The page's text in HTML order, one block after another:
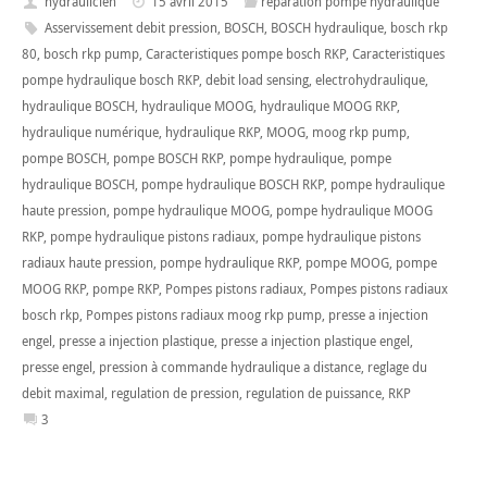
Asservissement debit pression, BOSCH, BOSCH hydraulique, bosch rkp
80, bosch rkp pump, Caracteristiques pompe bosch RKP, Caracteristiques
pompe hydraulique bosch RKP, debit load sensing, electrohydraulique,
hydraulique BOSCH, hydraulique MOOG, hydraulique MOOG RKP,
hydraulique numérique, hydraulique RKP, MOOG, moog rkp pump,
pompe BOSCH, pompe BOSCH RKP, pompe hydraulique, pompe
hydraulique BOSCH, pompe hydraulique BOSCH RKP, pompe hydraulique
haute pression, pompe hydraulique MOOG, pompe hydraulique MOOG
RKP, pompe hydraulique pistons radiaux, pompe hydraulique pistons
radiaux haute pression, pompe hydraulique RKP, pompe MOOG, pompe
MOOG RKP, pompe RKP, Pompes pistons radiaux, Pompes pistons radiaux
bosch rkp, Pompes pistons radiaux moog rkp pump, presse a injection
engel, presse a injection plastique, presse a injection plastique engel,
presse engel, pression à commande hydraulique a distance, reglage du
debit maximal, regulation de pression, regulation de puissance, RKP
3